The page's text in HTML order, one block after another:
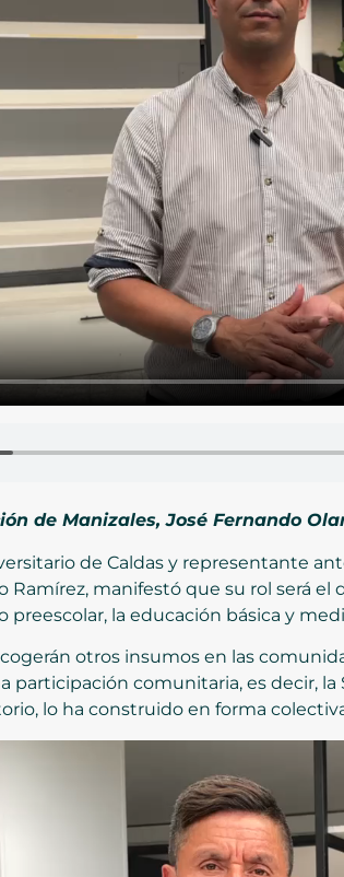
de Manizales, José Fernando
de Caldas y representante
Ramírez, manifestó que su rol será
la educación básica y
otros insumos en las
participación comunitaria, es decir,
lo ha construido en forma